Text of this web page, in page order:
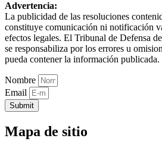
Advertencia:
La publicidad de las resoluciones
constituye comunicación ni notificación
efectos legales. El Tribunal de Defensa
se responsabiliza por los errores u
pueda contener la información publicada.
Nombre
Email
Submit
Mapa de sitio